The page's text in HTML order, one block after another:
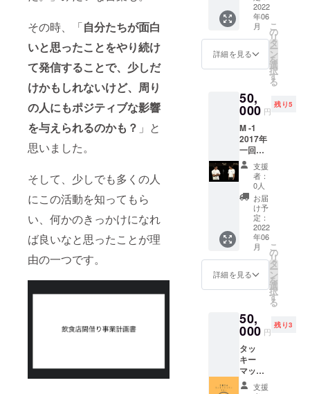
その時、「自分たちが面白
いと思ったことをやり続け
て発信することで、少しだ
けかもしれないけど、周り
の人にもポジティブな影響
を与えられるのかも？ 」と
思いました。
そして、少しでも多くの人
にこの活動を知ってもら
い、何かのきっかけになれ
ば良いなと思ったことが理
由の一つです。
引換券
の利用
期限は
2022年
12月末
月に2回
程度の
営業と
なりま
すの
で、お
早めに
ご利用
くださ
い。 ※
対面で
お会い
する場
合、東
京23区
外に関
して
なりま
す。 ※
俗に反
する内
容、法
令に違
シー引
換券＋
感謝の
手紙＋
オリジ
ナルロ
ゴス
カー 草
むしり
とか引
越しの
お手伝
いと
か、大
体なん
でもや
りま
す！ ※
引換券
の利用
期限は
2022年
12月末
日まで
程度の
営業と
なりま
すの
で、お
早めに
ご利用
2022
年06
月
詳細を見る
こ
の
リ
タ
ー
ン
を
選
択
す
る
50,
000 円
残り5
M -1
2017年
一回戦
敗退ネ
タ披露
＋カ
レー＋
ラッ
シー引
換券＋
感謝の
手紙＋
オリジ
ナルロ
ゴス
テッ
引換券
の利用
期限は
2022年
12月末
日まで
になり
支援
者：
0人
お届
け予
定：
2022
年06
月
詳細を見る
こ
の
リ
タ
ー
ン
を
選
択
す
る
50,
000 円
残り3
タッ
キー
マッ
キーカ
支援